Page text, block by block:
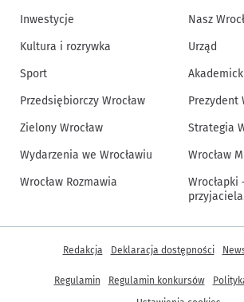
Inwestycje
Kultura i rozrywka
Sport
Przedsiębiorczy Wrocław
Zielony Wrocław
Wydarzenia we Wrocławiu
Wrocław Rozmawia
Nasz
Urząd
Prezydent
Strategia
Wrocław
Wrocłapki
Inne informacje
Redakcja Deklaracja dostępności
Regulamin Regulamin konkursów